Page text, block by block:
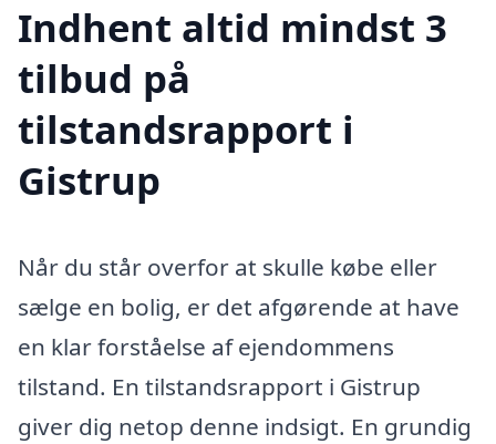
Indhent altid mindst 3
tilbud på
tilstandsrapport i
Gistrup
Når du står overfor at skulle købe eller
sælge en bolig, er det afgørende at have
en klar forståelse af ejendommens
tilstand. En tilstandsrapport i Gistrup
giver dig netop denne indsigt. En grundig